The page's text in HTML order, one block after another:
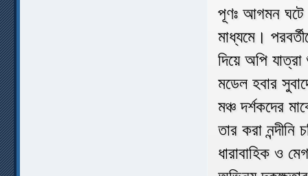
পূণঃ আগমন ঘটে
মাধ্যমে।
দিয়ে অপি
মডেল হবার
মঞ্চ দর্শকদের
তার করা
ধারাবাহিক ও